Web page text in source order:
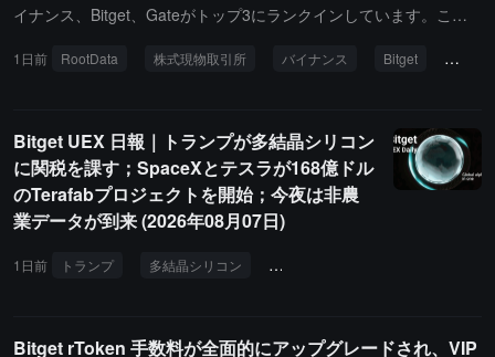
イナンス、Bitget、Gateがトップ3にランクインしています。この
式現物市場の取引規模、流動性、活発な製品を比較し、株式製品と
ル、市場シェアは50.82%です。Bitgetは2位で、スコアは75.54、24
時間の公開注文簿の取引額は約4535.54万ドル、市場シェアは7.8
3%です。Gateは3位で、スコアは74.76、24時間の公開注文簿の取
引額は約7582.54万ドル、市場シェアは13.09%です。3社合計の市
おり、市場全体の半分以上のシェアを持ち、トップ効果が顕著で
1日前 RootData 株式現物取引所 バイナンス Bitget ゲート
Bitget UEX 日報｜トランプが多結晶シリコン
に関税を課す；SpaceXとテスラが168億ドル
のTerafabプロジェクトを開始；今夜は非農
業データが到来 (2026年08月07日)
1日前 トランプ 多結晶シリコン 関税引き上げ
Bitget rToken 手数料が全面的にアップグレードされ、VIP